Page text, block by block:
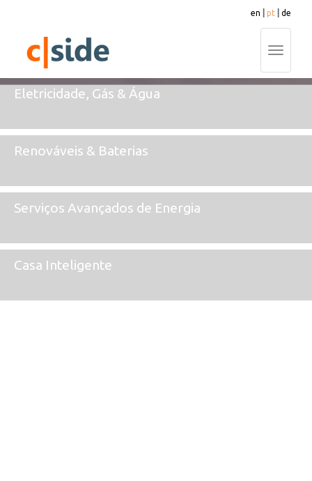
en pt de
Toggle
Eletricidade, Gás & Água
Renováveis & Baterias
Serviços Avançados de Energia
Casa Inteligente